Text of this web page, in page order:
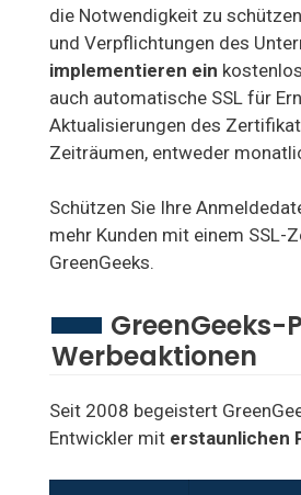
die Notwendigkeit zu
und Verpflichtungen des
implementieren ein
auch automatische SSL für
Aktualisierungen des
Zeiträumen, entweder
Schützen Sie Ihre
mehr Kunden mit einem SSL-
GreenGeeks.
GreenGeeks-
Werbeaktionen
Seit 2008 begeistert
Entwickler mit erstaunlichen